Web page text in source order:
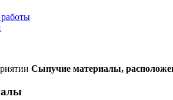
Сыпучие материалы,